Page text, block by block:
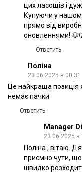
цих ласощів і
Купуючи у
прямо від
оновленнями!
Ответить
Поліна
23.06.2025 в 00:31
Це найкраща позиція
немає пачки
Ответить
Manager
23.06.2025 в
Поліна , вітаю.
приємно чути, що
швидко